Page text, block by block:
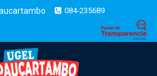
084-235689